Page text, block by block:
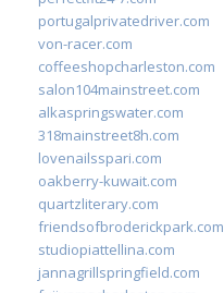
portugalprivatedriver.com
von-racer.com
coffeeshopcharleston.com
salon104mainstreet.com
alkaspringswater.com
318mainstreet8h.com
lovenailsspari.com
oakberry-kuwait.com
quartzliterary.com
friendsofbroderickpark.com
studiopiattellina.com
jannagrillspringfield.com